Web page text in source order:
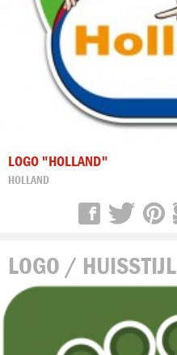
LOGO "HOLLAND"
HOLLAND
LOGO / HUISSTIJL